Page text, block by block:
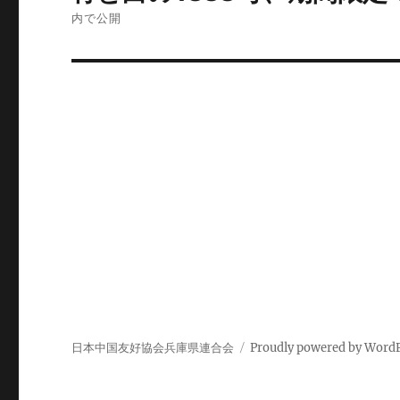
稿
内で公開
日本中国友好協会兵庫県連合会 Proudly powered by